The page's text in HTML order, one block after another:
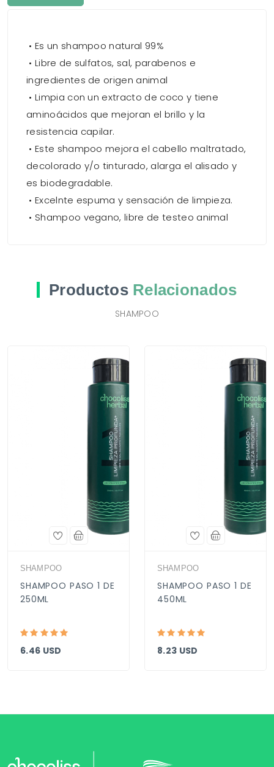
• Es un shampoo natural 99%
• Libre de sulfatos, sal, parabenos e
ingredientes de origen animal
• Limpia con un extracto de coco y tiene
aminoácidos que mejoran el brillo y la
resistencia capilar.
• Este shampoo mejora el cabello maltratado,
decolorado y/o tinturado, alarga el alisado y
es biodegradable.
• Excelnte espuma y sensación de limpieza.
• Shampoo vegano, libre de testeo animal
Productos Relacionados
SHAMPOO
SHAMPOO
SHAMPOO PASO 1 DE
250ML
6.46 USD
SHAMPOO
SHAMPOO PASO 1 DE
450ML
8.23 USD